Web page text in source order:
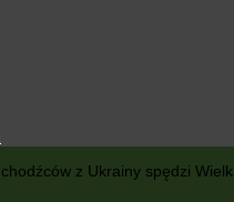
z Ukrainy spędzi